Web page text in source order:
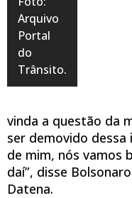
Arquivo
Portal
do
Trânsito.
vinda a questão da
ser demovido dessa
de mim, nós vamos
daí”, disse
Datena.